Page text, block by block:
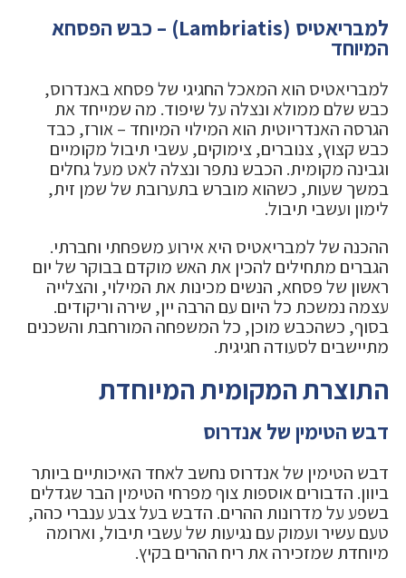
למבריאטיס (Lambriatis) – כבש הפסחא
המיוחד
למבריאטיס הוא המאכל החגיגי של פסחא באנדרוס,
כבש שלם ממולא ונצלה על שיפוד. מה שמייחד את
הגרסה האנדריוטית הוא המילוי המיוחד – אורז, כבד
כבש קצוץ, צנוברים, צימוקים, עשבי תיבול מקומיים
וגבינה מקומית. הכבש נתפר ונצלה לאט מעל גחלים
במשך שעות, כשהוא מוברש בתערובת של שמן זית,
לימון ועשבי תיבול.
ההכנה של למבריאטיס היא אירוע משפחתי וחברתי.
הגברים מתחילים להכין את האש מוקדם בבוקר של יום
ראשון של פסחא, הנשים מכינות את המילוי, והצלייה
עצמה נמשכת כל היום עם הרבה יין, שירה וריקודים.
בסוף, כשהכבש מוכן, כל המשפחה המורחבת והשכנים
מתיישבים לסעודה חגיגית.
התוצרת המקומית המיוחדת
דבש הטימין של אנדרוס
דבש הטימין של אנדרוס נחשב לאחד האיכותיים ביותר
ביוון. הדבורים אוספות צוף מפרחי הטימין הבר שגדלים
בשפע על מדרונות ההרים. הדבש בעל צבע ענברי כהה,
טעם עשיר ועמוק עם נגיעות של עשבי תיבול, וארומה
מיוחדת שמזכירה את ריח ההרים בקיץ.